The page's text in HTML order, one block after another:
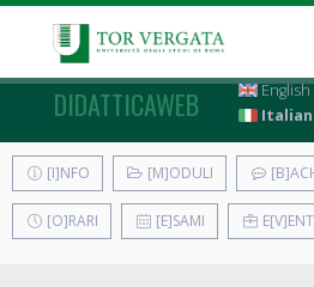
DIDATTICAWEB
English
[I]NFO [M]ODULI
[O]RARI [E]SAMI